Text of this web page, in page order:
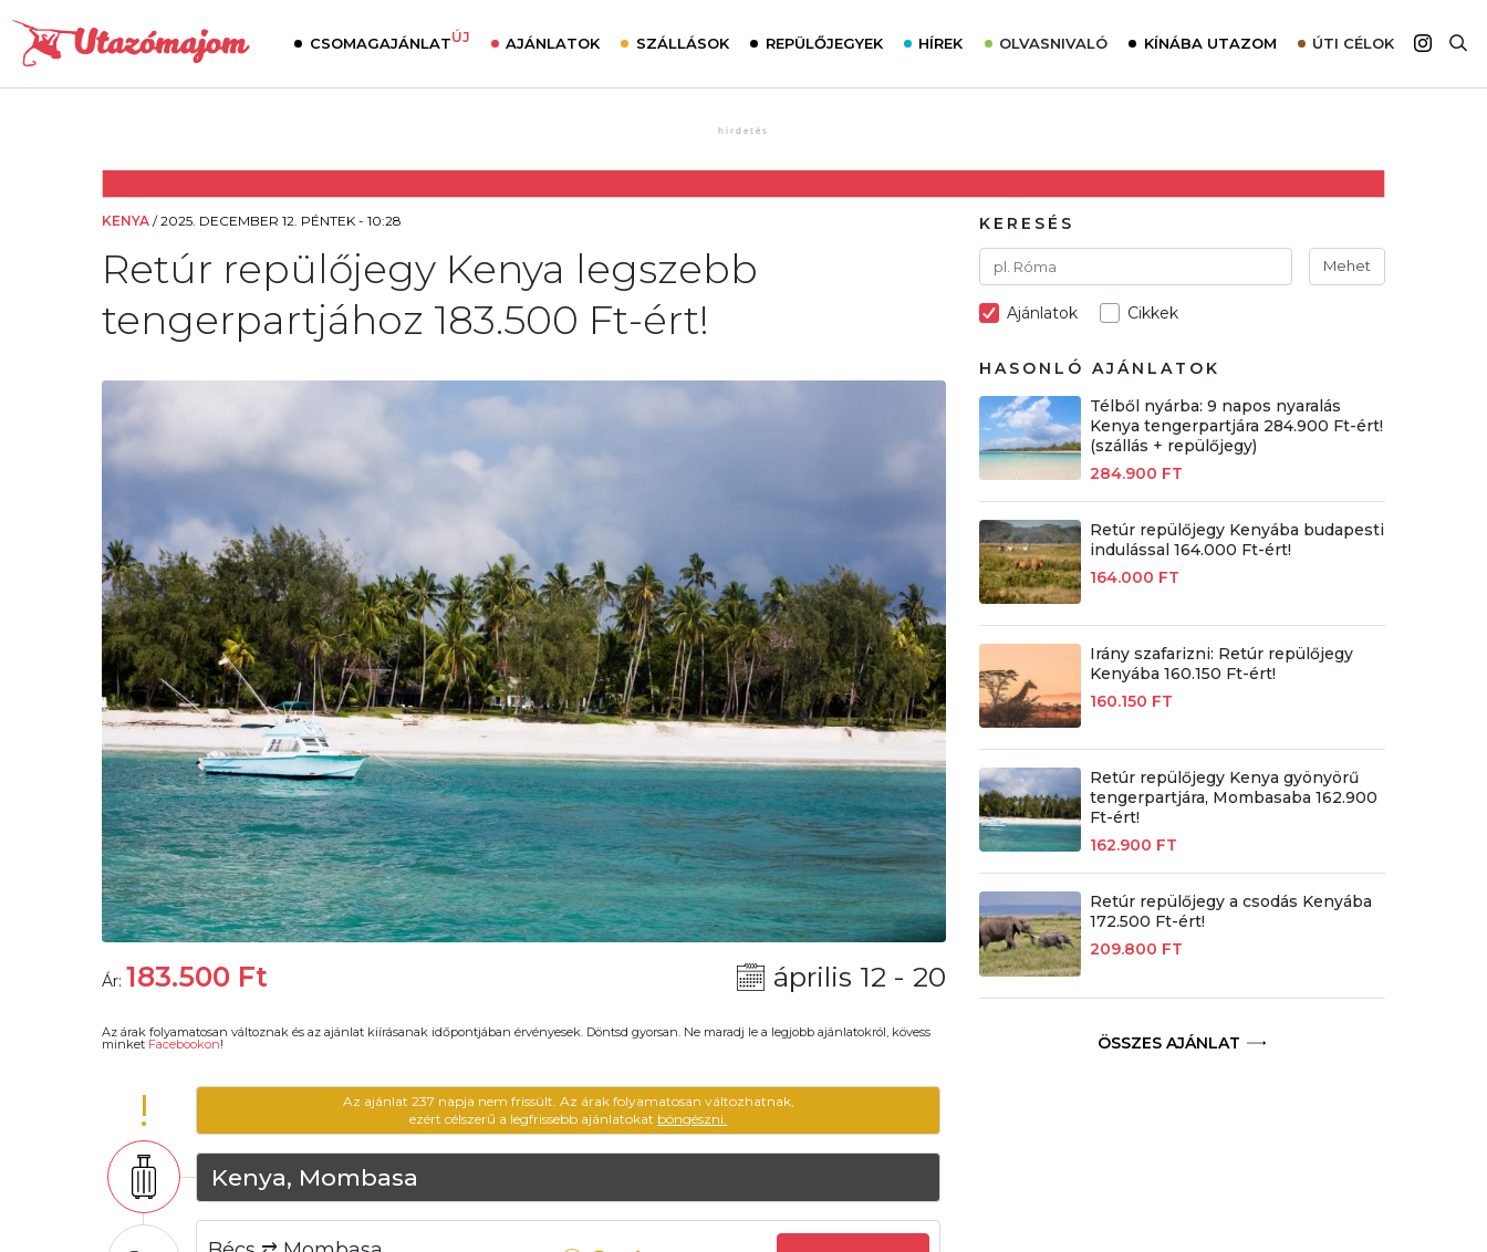
CSOMAGAJÁNLATÚJ AJÁNLATOK SZÁLLÁSOK REPÜLŐJEGYEK HÍREK OLVASNIVALÓ
Utazómajom – CitySIM kártya a világutazóknak
Élménybeszámolók
Szállodalátogatás
Sajtómegjelenések
KÍNÁBA UTAZOM ÚTI CÉLOK
Afrika
KENYA /2025. DECEMBER 12. PÉNTEK - 10:28
Retúr repülőjegy Kenya legszebb
tengerpartjához 183.500 Ft-ért!
Ár: 183.500 Ft április 12 - 20
Az árak folyamatosan változnak és az ajánlat kiírásanak időpontjában érvényesek. Döntsd gyorsan. Ne maradj le a legjobb ajánlatokról, kövess
minket Facebookon!
!
Az ajánlat 237 napja nem frissült. Az árak folyamatosan változhatnak,
ezért célszerű a legfrissebb ajánlatokat böngészni.
Kenya, Mombasa
KERESÉS
Mehet
Ajánlatok Cikkek
HASONLÓ AJÁNLATOK
Télből nyárba: 9 napos nyaralás
Kenya tengerpartjára 284.900 Ft-ért!
(szállás + repülőjegy)
284.900 FT
Retúr repülőjegy Kenyába budapesti
indulással 164.000 Ft-ért!
164.000 FT
Irány szafarizni: Retúr repülőjegy
Kenyába 160.150 Ft-ért!
160.150 FT
Retúr repülőjegy Kenya gyönyörű
tengerpartjára, Mombasaba 162.900
Ft-ért!
162.900 FT
Retúr repülőjegy a csodás Kenyába
172.500 Ft-ért!
209.800 FT
ÖSSZES AJÁNLAT